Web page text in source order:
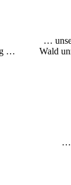
…
…
Wald
…